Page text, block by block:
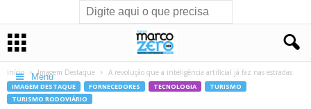
Menu
Início Imagem Destaque A revolução que a inteligência artificial já faz nas estradas
IMAGEM DESTAQUE FORNECEDORES TECNOLOGIA
TURISMO
TURISMO RODOVIÁRIO